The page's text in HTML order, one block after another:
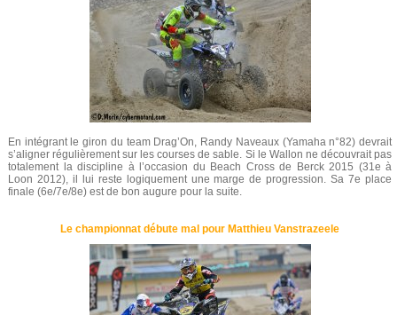
En intégrant le giron du team Drag’On, Randy Naveaux (Yamaha n°82) devrait
s’aligner régulièrement sur les courses de sable. Si le Wallon ne découvrait pas
totalement la discipline à l’occasion du Beach Cross de Berck 2015 (31e à
Loon 2012), il lui reste logiquement une marge de progression. Sa 7e place
finale (6e/7e/8e) est de bon augure pour la suite.
Le championnat débute mal pour Matthieu Vanstrazeele